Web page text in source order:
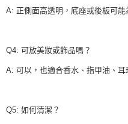
A: 正側面高透明，底座或後板可能
Q4: 可放美妝或飾品嗎？
A: 可以，也適合香水、指甲油、耳
Q5: 如何清潔？